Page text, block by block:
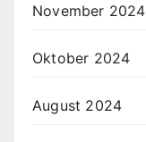
November 2024
Oktober 2024
August 2024